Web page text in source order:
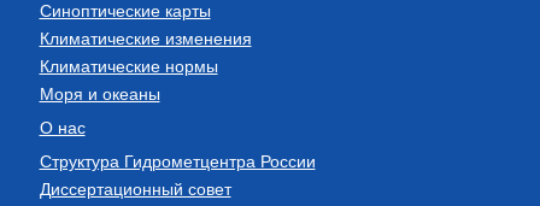
Синоптические карты
Климатические изменения
Климатические нормы
Моря и океаны
О нас
Структура Гидрометцентра России
Диссертационный совет